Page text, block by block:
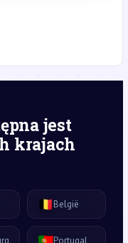
jest
krajach
🇧🇪België
Portugal